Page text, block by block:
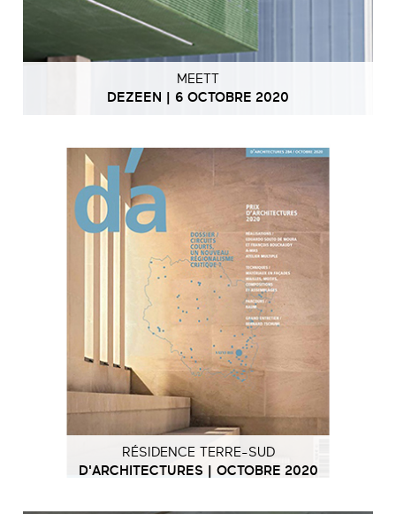
MEETT
DEZEEN | 6 OCTOBRE 2020
RÉSIDENCE TERRE-SUD
D'ARCHITECTURES | OCTOBRE 2020